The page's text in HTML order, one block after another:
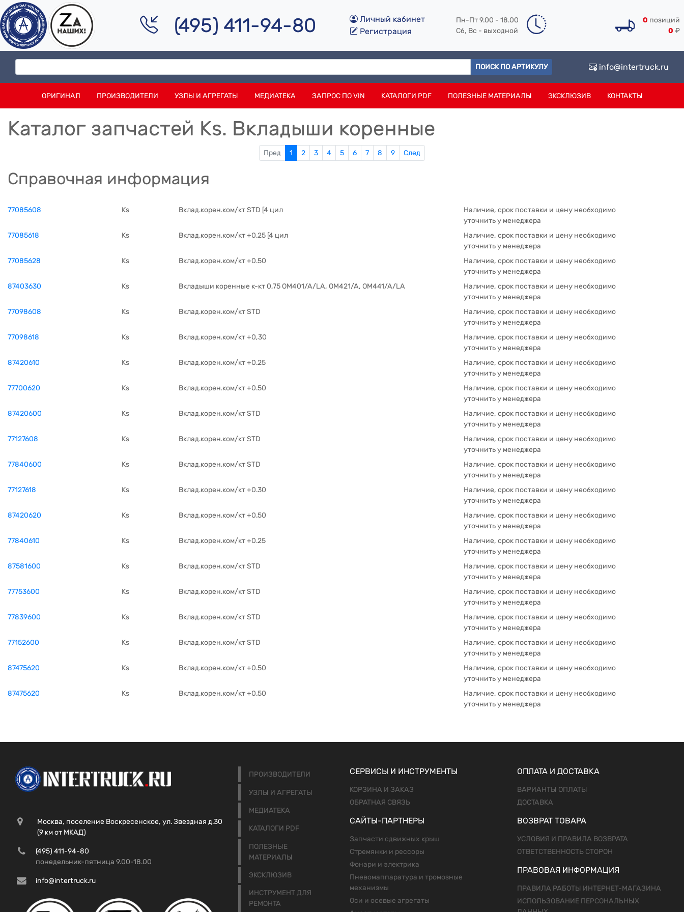
(495) 411-94-80
Личный кабинет
Регистрация
Пн-Пт 9.00 - 18.00
Сб, Вс - выходной
0 позиций
0 ₽
ПОИСК ПО АРТИКУЛУ info@intertruck.ru
ОРИГИНАЛ ПРОИЗВОДИТЕЛИ УЗЛЫ И АГРЕГАТЫ МЕДИАТЕКА ЗАПРОС ПО VIN КАТАЛОГИ PDF ПОЛЕЗНЫЕ МАТЕРИАЛЫ ЭКСКЛЮЗИВ КОНТАКТЫ
Каталог запчастей Ks. Вкладыши коренные
Пред 1 2 3 4 5 6 7 8 9 След
Справочная информация
77085608 Ks Вклад.корен.ком/кт STD [4 цил
Наличие, срок поставки и цену необходимо
уточнить у менеджера
77085618
Ks Вклад.корен.ком/кт +0.25 [4 цил
Наличие, срок поставки и цену необходимо
уточнить у менеджера
77085628
Ks Вклад.корен.ком/кт +0.50
Наличие, срок поставки и цену необходимо
уточнить у менеджера
87403630
Ks Вкладыши коренные к-кт 0,75 OM401/A/LA, OM421/A, OM441/A/LA
Наличие, срок поставки и цену необходимо
уточнить у менеджера
77098608
Ks Вклад.корен.ком/кт STD
Наличие, срок поставки и цену необходимо
уточнить у менеджера
77098618
Ks Вклад.корен.ком/кт +0,30
Наличие, срок поставки и цену необходимо
уточнить у менеджера
87420610
Ks Вклад.корен.ком/кт +0.25
Наличие, срок поставки и цену необходимо
уточнить у менеджера
77700620
Ks Вклад.корен.ком/кт +0.50
Наличие, срок поставки и цену необходимо
уточнить у менеджера
87420600
Ks Вклад.корен.ком/кт STD
Наличие, срок поставки и цену необходимо
уточнить у менеджера
77127608
Ks Вклад.корен.ком/кт STD
Наличие, срок поставки и цену необходимо
уточнить у менеджера
77840600
Ks Вклад.корен.ком/кт STD
Наличие, срок поставки и цену необходимо
уточнить у менеджера
77127618
Ks Вклад.корен.ком/кт +0.30
Наличие, срок поставки и цену необходимо
уточнить у менеджера
87420620
Ks Вклад.корен.ком/кт +0.50
Наличие, срок поставки и цену необходимо
уточнить у менеджера
77840610
Ks Вклад.корен.ком/кт +0.25
Наличие, срок поставки и цену необходимо
уточнить у менеджера
87581600
Ks Вклад.корен.ком/кт STD
Наличие, срок поставки и цену необходимо
уточнить у менеджера
77753600
Ks Вклад.корен.ком/кт STD
Наличие, срок поставки и цену необходимо
уточнить у менеджера
77839600
Ks Вклад.корен.ком/кт STD
Наличие, срок поставки и цену необходимо
уточнить у менеджера
77152600
Ks Вклад.корен.ком/кт STD
Наличие, срок поставки и цену необходимо
уточнить у менеджера
87475620
Ks Вклад.корен.ком/кт +0.50
Наличие, срок поставки и цену необходимо
уточнить у менеджера
87475620
Ks Вклад.корен.ком/кт +0.50
Наличие, срок поставки и цену необходимо
уточнить у менеджера
Москва, поселение Воскресенское, ул. Звездная д.30
(9 км от МКАД)
(495) 411-94-80
понедельник-пятница 9.00-18.00
info@intertruck.ru
ПРОИЗВОДИТЕЛИ
УЗЛЫ И АГРЕГАТЫ
МЕДИАТЕКА
КАТАЛОГИ PDF
ПОЛЕЗНЫЕ
МАТЕРИАЛЫ
ЭКСКЛЮЗИВ
ИНСТРУМЕНТ ДЛЯ
РЕМОНТА
СЕРВИСЫ И ИНСТРУМЕНТЫ
КОРЗИНА И ЗАКАЗ
ОБРАТНАЯ СВЯЗЬ
САЙТЫ-ПАРТНЕРЫ
Запчасти сдвижных крыш
Стремянки и рессоры
Фонари и электрика
Пневомаппаратура и тромозные
механизмы
Оси и осевые агрегаты
ОПЛАТА И ДОСТАВКА
ВАРИАНТЫ ОПЛАТЫ
ДОСТАВКА
ВОЗВРАТ ТОВАРА
УСЛОВИЯ И ПРАВИЛА ВОЗВРАТА
ОТВЕТСТВЕННОСТЬ СТОРОН
ПРАВОВАЯ ИНФОРМАЦИЯ
ПРАВИЛА РАБОТЫ ИНТЕРНЕТ-МАГАЗИНА
ИСПОЛЬЗОВАНИЕ ПЕРСОНАЛЬНЫХ